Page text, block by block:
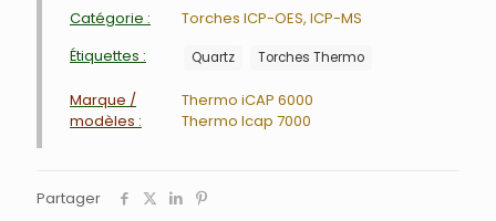
Catégorie :
Torches ICP-OES, ICP-MS
Étiquettes :
Quartz Torches Thermo
Marque /
modèles :
Thermo iCAP 6000
Thermo Icap 7000
Partager